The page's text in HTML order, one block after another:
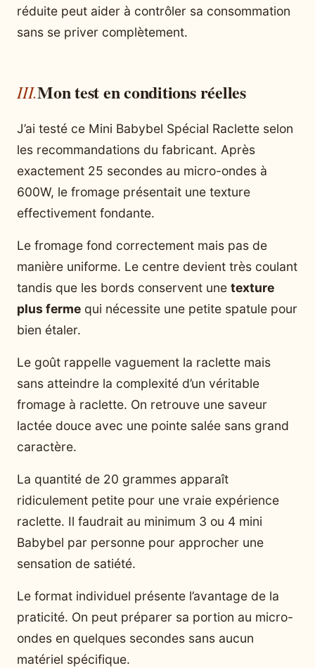
réduite peut aider à contrôler sa consommation
sans se priver complètement.
Mon test en conditions réelles
J’ai testé ce Mini Babybel Spécial Raclette selon
les recommandations du fabricant. Après
exactement 25 secondes au micro-ondes à
600W, le fromage présentait une texture
effectivement fondante.
Le fromage fond correctement mais pas de
manière uniforme. Le centre devient très coulant
tandis que les bords conservent une texture
plus ferme qui nécessite une petite spatule pour
bien étaler.
Le goût rappelle vaguement la raclette mais
sans atteindre la complexité d’un véritable
fromage à raclette. On retrouve une saveur
lactée douce avec une pointe salée sans grand
caractère.
La quantité de 20 grammes apparaît
ridiculement petite pour une vraie expérience
raclette. Il faudrait au minimum 3 ou 4 mini
Babybel par personne pour approcher une
sensation de satiété.
Le format individuel présente l’avantage de la
praticité. On peut préparer sa portion au micro-
ondes en quelques secondes sans aucun
matériel spécifique.